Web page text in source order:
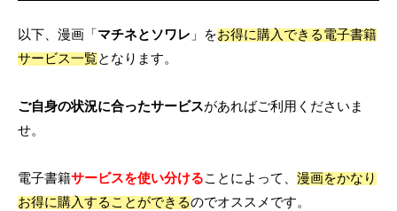
以下、漫画「マチネとソワレ 」をお得に購入できる電子書籍
サービス一覧となります。
ご自身の状況に合ったサービスがあればご利用くださいま
せ。
電子書籍サービスを使い分けることによって、 漫画をかなり
お得に購入することができるのでオススメです。